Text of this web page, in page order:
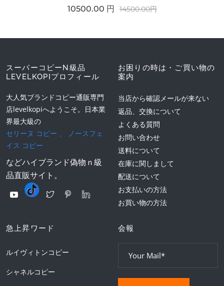
10500.00 円 14500.00円
スーパーコピーN級品
LEVELKOPIプロフィール
大人気ブランドコピー通販専門
店levelkopiへようこそ。日本業
界最大級の
セリーヌ コピー 、
ノースフェ
イス コピー
などハイブランド偽物ｎ級
品直販サイト。
お困りの時は・ご買い物の
案内
当店から確認メールが来ない
返品、交換について
よくある質問
お問い合わせ
送料について
在庫に関しまして
配送について
お支払いの方法
お買い物の方法
急上昇ワード
ルイヴィトンコピー
シャネルコピー
会報